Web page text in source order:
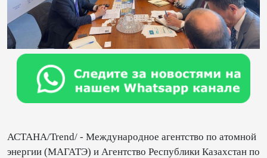
АСТАНА/Trend/ - Международное агентство по атомной
энергии (МАГАТЭ) и Агентство Республики Казахстан по